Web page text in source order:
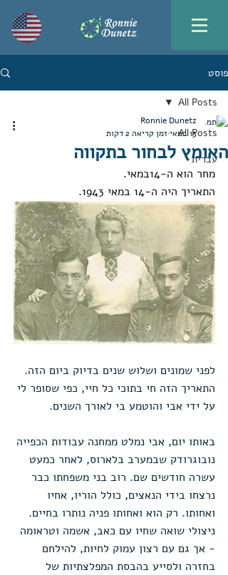
פוסט
All Posts
עברית
All Posts
האומץ לבחור בתקווה
Ronnie Dunetz
13 במאי
זמן קריאה 2 דקות
מחר הוא ה-14במאי.
התאריך היה ה-14 במאי 1943.
לפני שמונים ושלוש שנים בדיוק ביום הזה.
התאריך הזה חי בתוכי כל חיי, כפי שסופר לי
על ידי אבי והוטמע בי לאורך השנים.
באותו יום, אבי נמלט ממחנה עבודות הכפייה
נובוגרודק שבמערב בלארוס, לאחר כמעט
עשרה חודשים שם. רוב בני משפחתו כבר
נרצחו בידי הנאצים, כולל הוריו, אחיו
ואחותו. רק הוא ואחותו פניה נותרו בחיים.
ניצולי שואה שחיו עם כאב, אשמה וטראומה
- אך גם עם רצון עמוק לחיות, להילחם
בחזרה ולסייע בהבסת המפלצתיות של